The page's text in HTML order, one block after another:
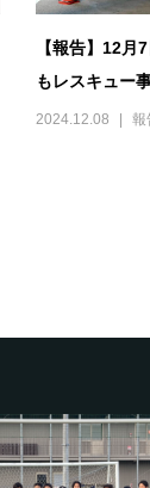
【報告】12月
もレスキュー
2024.12.08 報